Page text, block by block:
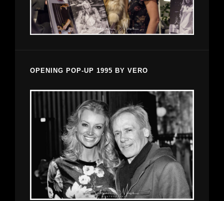
OPENING POP-UP 1995 BY VERO